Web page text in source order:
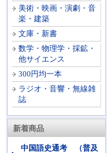
美術・映画・演劇・音
楽・建築
文庫・新書
数学・物理学・採鉱・
他サイエンス
300円均一本
ラジオ・音響・無線雑
誌
新着商品
中国語史通考 （普及